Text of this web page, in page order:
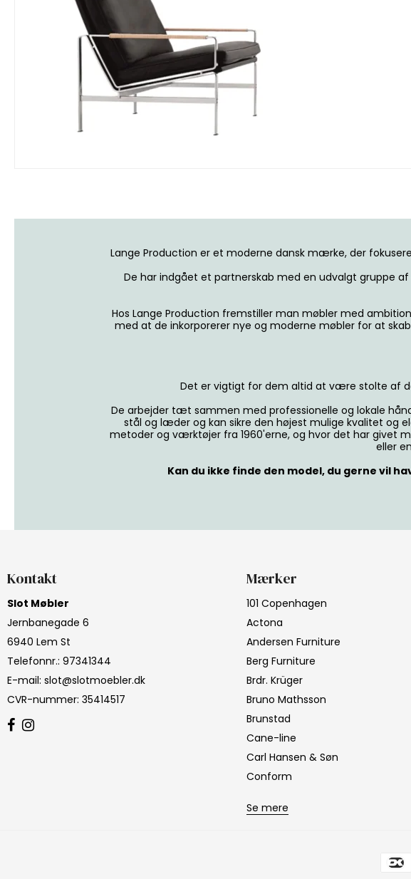
Lange Production er et moderne dansk mærke, der
De har indgået et partnerskab med en udvalgt gruppe
Hos Lange Production fremstiller man møbler med
med at de inkorporerer nye og moderne møbler for at
Det er vigtigt for dem altid at være stolte af
De arbejder tæt sammen med professionelle og lokale
stål og læder og kan sikre den højest mulige kvalitet og
metoder og værktøjer fra 1960'erne, og hvor det har givet
eller
Kan du ikke finde den model, du gerne vil
Kontakt
Slot Møbler
Jernbanegade 6
6940 Lem St
Telefonnr.: 97341344
E-mail: slot@slotmoebler.dk
CVR-nummer: 35414517
Mærker
101 Copenhagen
Actona
Andersen Furniture
Berg Furniture
Brdr. Krüger
Bruno Mathsson
Brunstad
Cane-line
Carl Hansen & Søn
Conform
Se mere